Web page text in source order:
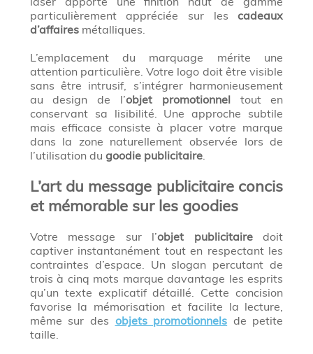
particulièrement appréciée sur lescadeaux
d’affairesmétalliques.
L’emplacement du marquage mérite une
attention particulière. Votre logo doit être visible
sans être intrusif, s’intégrer harmonieusement
au design de l’objet promotionneltout en
conservant sa lisibilité. Une approche subtile
mais efficace consiste à placer votre marque
dans la zone naturellement observée lors de
l’utilisation du goodie publicitaire.
L’art du message publicitaire concis
et mémorable sur les goodies
Votre message sur l’objet publicitairedoit
captiver instantanément tout en respectant les
contraintes d’espace. Un slogan percutant de
trois à cinq mots marque davantage les esprits
qu’un texte explicatif détaillé. Cette concision
favorise la mémorisation et facilite la lecture,
même sur des objets promotionnels de petite
taille.